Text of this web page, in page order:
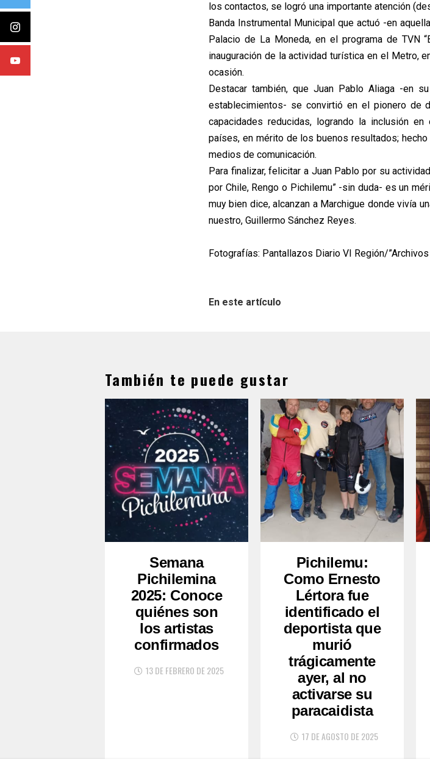
los contactos, se logró una importante atención
Banda Instrumental Municipal que actuó -en
Palacio de La Moneda, en el programa de TVN
inauguración de la actividad turística en el Metro,
ocasión.
Destacar también, que Juan Pablo Aliaga -en
establecimientos- se convirtió en el pionero de
capacidades reducidas, logrando la inclusión
países, en mérito de los buenos resultados;
medios de comunicación.
Para finalizar, felicitar a Juan Pablo por su
por Chile, Rengo o Pichilemu” -sin duda- es un
muy bien dice, alcanzan a Marchigue donde vivía
nuestro, Guillermo Sánchez Reyes.
Fotografías: Pantallazos Diario VI Región/”Archivos
En este artículo
También te puede gustar
Semana
Pichilemina
2025: Conoce
quiénes son
los artistas
confirmados
13 DE FEBRERO DE 2025
Pichilemu:
Como Ernesto
Lértora fue
identificado el
deportista que
murió
trágicamente
ayer, al no
activarse su
paracaidista
17 DE AGOSTO DE 2025